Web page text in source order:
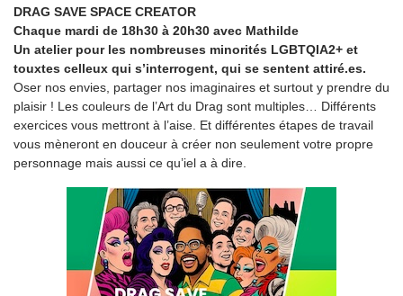
DRAG SAVE SPACE CREATOR
Chaque mardi de 18h30 à 20h30 avec Mathilde
Un atelier pour les nombreuses minorités LGBTQIA2+ et
touxtes celleux qui s’interrogent, qui se sentent attiré.es.
Oser nos envies, partager nos imaginaires et surtout y prendre du
plaisir ! Les couleurs de l’Art du Drag sont multiples… Différents
exercices vous mettront à l’aise. Et différentes étapes de travail
vous mèneront en douceur à créer non seulement votre propre
personnage mais aussi ce qu’iel a à dire.